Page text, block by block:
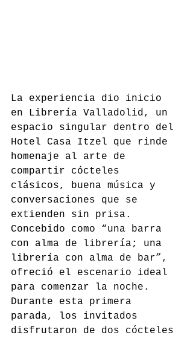
La experiencia dio inicio
en Librería Valladolid, un
espacio singular dentro del
Hotel Casa Itzel que rinde
homenaje al arte de
compartir cócteles
clásicos, buena música y
conversaciones que se
extienden sin prisa.
Concebido como “una barra
con alma de librería; una
librería con alma de bar”,
ofreció el escenario ideal
para comenzar la noche.
Durante esta primera
parada, los invitados
disfrutaron de dos cócteles